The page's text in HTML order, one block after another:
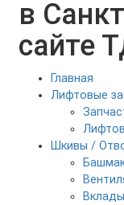
в
сайте
Главная
Лифтовые
Шкивы /